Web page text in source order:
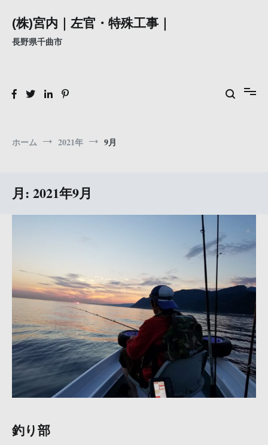
(株)宮内｜左官・特殊工事｜
長野県千曲市
ホーム 2021年 9月
月: 2021年9月
釣り部